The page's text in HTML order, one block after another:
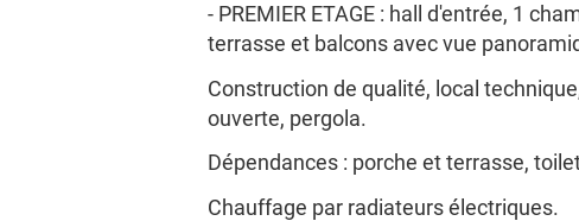
- PREMIER ETAGE : hall d'entrée, 1
terrasse et balcons avec vue
Construction de qualité, local
ouverte, pergola.
Dépendances : porche et terrasse,
Chauffage par radiateurs électriques.